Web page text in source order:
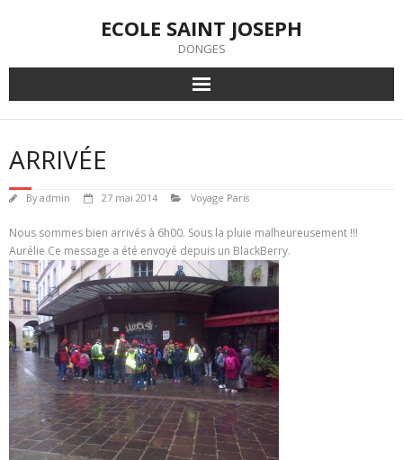
ECOLE SAINT JOSEPH
DONGES
ARRIVÉE
Byadmin 27 mai 2014 Voyage Paris
Nous sommes bien arrivés à 6h00. Sous la pluie malheureusement !!!
Aurélie Ce message a été envoyé depuis un BlackBerry.